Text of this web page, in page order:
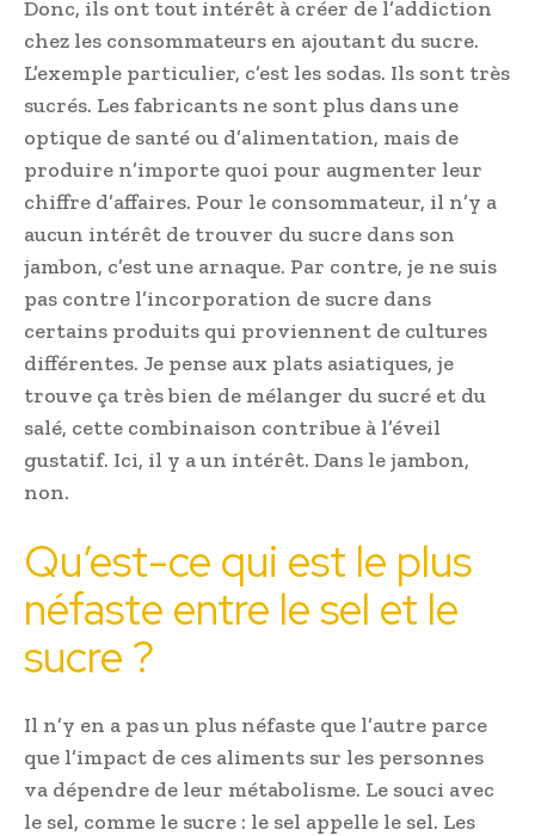
Donc, ils ont tout intérêt à créer de l’addiction
chez les consommateurs en ajoutant du sucre.
L’exemple particulier, c’est les sodas. Ils sont très
sucrés. Les fabricants ne sont plus dans une
optique de santé ou d’alimentation, mais de
produire n’importe quoi pour augmenter leur
chiffre d’affaires. Pour le consommateur, il n’y a
aucun intérêt de trouver du sucre dans son
jambon, c’est une arnaque. Par contre, je ne suis
pas contre l’incorporation de sucre dans
certains produits qui proviennent de cultures
différentes. Je pense aux plats asiatiques, je
trouve ça très bien de mélanger du sucré et du
salé, cette combinaison contribue à l’éveil
gustatif. Ici, il y a un intérêt. Dans le jambon,
non.
Qu’est-ce qui est le plus
néfaste entre le sel et le
sucre ?
Il n’y en a pas un plus néfaste que l’autre parce
que l’impact de ces aliments sur les personnes
va dépendre de leur métabolisme. Le souci avec
le sel, comme le sucre : le sel appelle le sel. Les